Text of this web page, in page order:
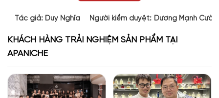
Không chỉ cuốn hút về mùi hương,Feerie Rubiscòn sở hữu nét
Tác giả: Duy Nghĩa Người kiểm duyệt: Dương Mạnh
KHÁCH HÀNG TRẢI NGHIỆM SẢN PHẨM TẠI
APANICHE